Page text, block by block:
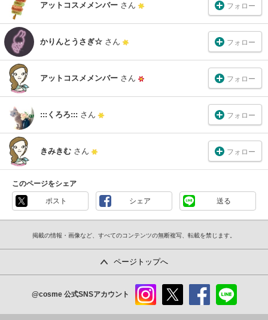
アットコスメメンバー さん フォロー
かりんとうさぎ☆ さん フォロー
アットコスメメンバー さん フォロー
:::くろろ::: さん フォロー
きみきむ さん フォロー
このページをシェア
ポスト シェア 送る
掲載の情報・画像など、すべてのコンテンツの無断複写、転載を禁じます。
ページトップへ
@cosme 公式SNSアカウント